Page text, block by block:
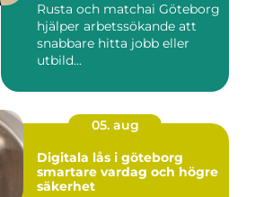
Rusta och matchai Göteborg
hjälper arbetssökande att
snabbare hitta jobb eller
utbild...
05. aug
Digitala lås i göteborg
smartare vardag och högre
säkerhet